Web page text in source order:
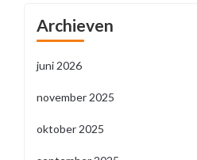
Archieven
juni 2026
november 2025
oktober 2025